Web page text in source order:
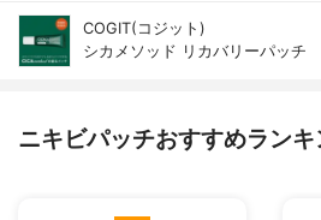
COGIT(コジット)
シカメソッド リカバリーパッチ
ニキビパッチおすすめランキ